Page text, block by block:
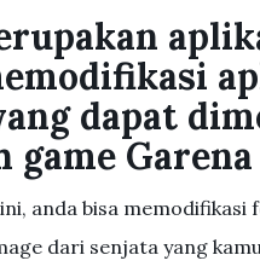
dapat
game
anda bisa
dari senjata yang